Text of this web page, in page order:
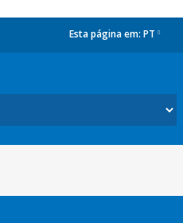
Esta página em: PT